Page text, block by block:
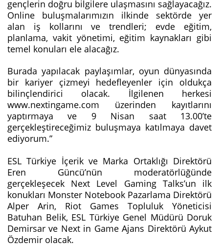
gençlerin doğru bilgilere ulaşmasını sağlayacağız.
Online buluşmalarımızın ilkinde sektörde yer
alan iş kollarını ve trendleri; evde eğitim,
planlama, vakit yönetimi, eğitim kaynakları gibi
temel konuları ele alacağız.
Burada yapılacak paylaşımlar, oyun dünyasında
bir kariyer çizmeyi hedefleyenler için oldukça
bilinçlendirici olacak. İlgilenen herkesi
www.nextingame.com üzerinden kayıtlarını
yaptırmaya ve 9 Nisan saat 13.00’te
gerçekleştireceğimiz buluşmaya katılmaya davet
ediyorum.”
ESL Türkiye İçerik ve Marka Ortaklığı Direktörü
Eren Güncü’nün moderatörlüğünde
gerçekleşecek Next Level Gaming Talks’un ilk
konukları Monster Notebook Pazarlama Direktörü
Alper Arin, Riot Games Topluluk Yöneticisi
Batuhan Belik, ESL Türkiye Genel Müdürü Doruk
Demirsar ve Next in Game Ajans Direktörü Aykut
Özdemir olacak.